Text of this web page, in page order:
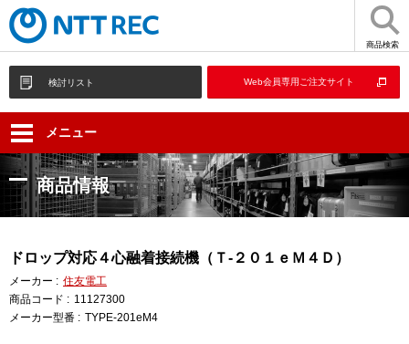
商品検索
検討リスト Web会員専用ご注文サイト
メニュー
商品情報
ドロップ対応４心融着接続機（Ｔ-２０１ｅＭ４Ｄ）
メーカー : 住友電工
商品コード : 11127300
メーカー型番 : TYPE-201eM4